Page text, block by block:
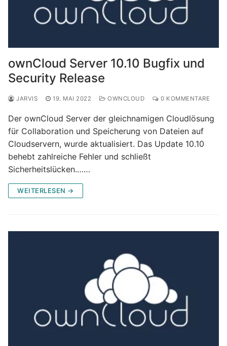
ownCloud Server 10.10 Bugfix und
Security Release
JARVIS 19. MAI 2022 OWNCLOUD 0 KOMMENTARE
Der ownCloud Server der gleichnamigen Cloudlösung
für Collaboration und Speicherung von Dateien auf
Cloudservern, wurde aktualisiert. Das Update 10.10
behebt zahlreiche Fehler und schließt
Sicherheitslücken.……
WEITERLESEN →